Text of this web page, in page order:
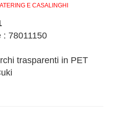
E CASALINGHI
: 78011150
trasparenti in PET